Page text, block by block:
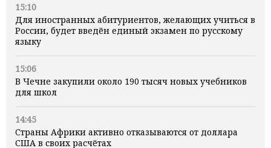
15:10
Для иностранных абитуриентов, желающих учиться в
России, будет введён единый экзамен по русскому
языку
15:06
В Чечне закупили около 190 тысяч новых учебников
для школ
14:45
Страны Африки активно отказываются от доллара
США в своих расчётах